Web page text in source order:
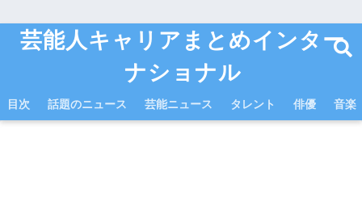
芸能人キャリアまとめインター
ナショナル
目次 話題のニュース 芸能ニュース タレント 俳優 音楽